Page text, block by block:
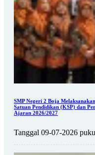
SMP Negeri 2 Boja
Satuan Pendidikan (KSP) dan
Ajaran 2026/2027
Tanggal 09-07-2026